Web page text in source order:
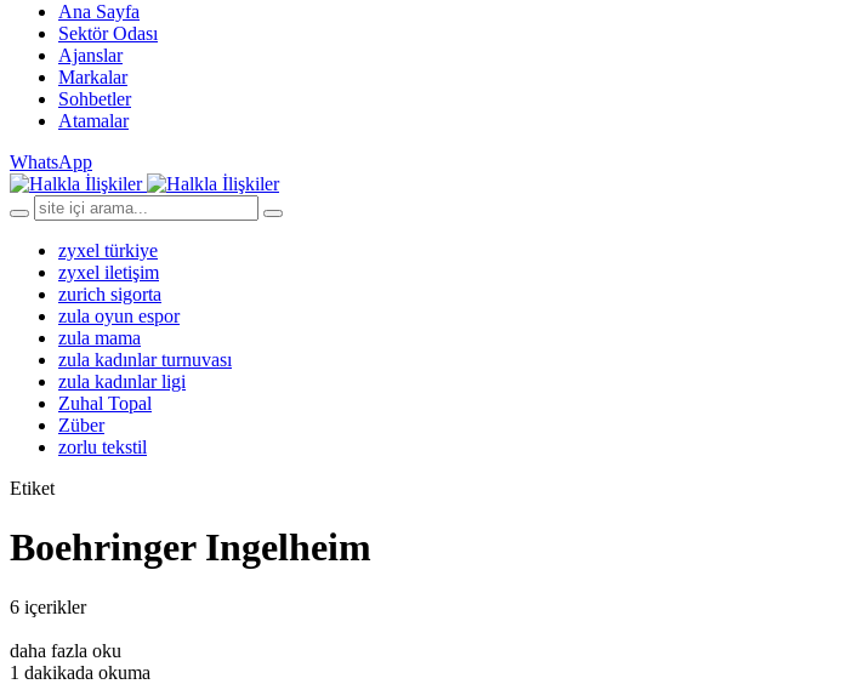
Ana Sayfa
Sektör Odası
Ajanslar
Markalar
Sohbetler
Atamalar
WhatsApp
zyxel türkiye
zyxel iletişim
zurich sigorta
zula oyun espor
zula mama
zula kadınlar turnuvası
zula kadınlar ligi
Zuhal Topal
Züber
zorlu tekstil
Etiket
Boehringer Ingelheim
6 içerikler
daha fazla oku
1 dakikada okuma